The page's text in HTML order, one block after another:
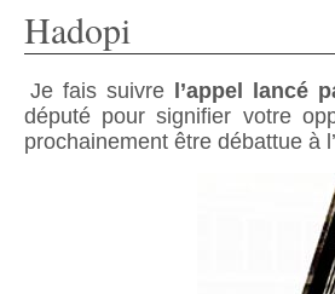
Hadopi
Je fais suivre l’appel lancé
député pour signifier votre
prochainement être débattue à